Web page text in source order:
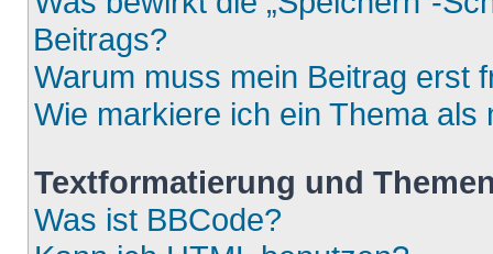
Beitrags?
Warum muss mein Beitrag erst
Wie markiere ich ein Thema als
Textformatierung und
Was ist BBCode?